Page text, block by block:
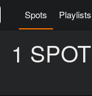
Spots Playlists
1 SPOT